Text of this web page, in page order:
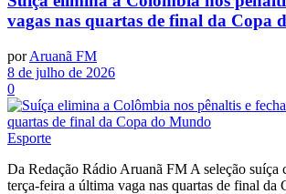
vagas nas quartas de final da Copa
por Aruanã FM
8 de julho de 2026
0
Esporte
Da Redação Rádio Aruanã FM A seleção suíça
terça-feira a última vaga nas quartas de final da